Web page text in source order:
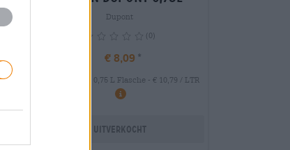
Dupont
(0)
€ 8,09
0,75 L Flasche - € 10,79 / LTR
info
Uitverkocht